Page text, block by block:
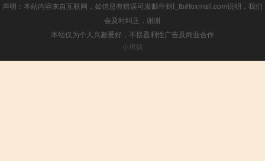
声明：本站内容来自互联网，如信息有错误可发邮件到f_fb#foxmail.com说明，我们
会及时纠正，谢谢
本站仅为个人兴趣爱好，不接盈利性广告及商业合作
小男孩